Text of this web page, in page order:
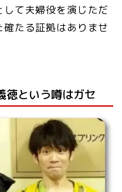
て夫婦役を演じただ
たる証拠はありませ
徳という噂はガセ